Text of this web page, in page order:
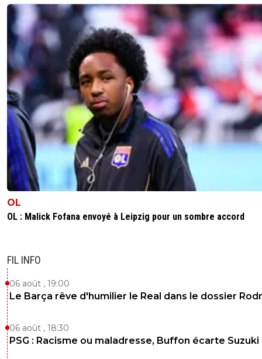
OL
OL : Malick Fofana envoyé à Leipzig pour un sombre accord
FIL INFO
06 août , 19:00
Le Barça rêve d'humilier le Real dans le dossier
06 août , 18:30
PSG : Racisme ou maladresse, Buffon écarte Suzuki